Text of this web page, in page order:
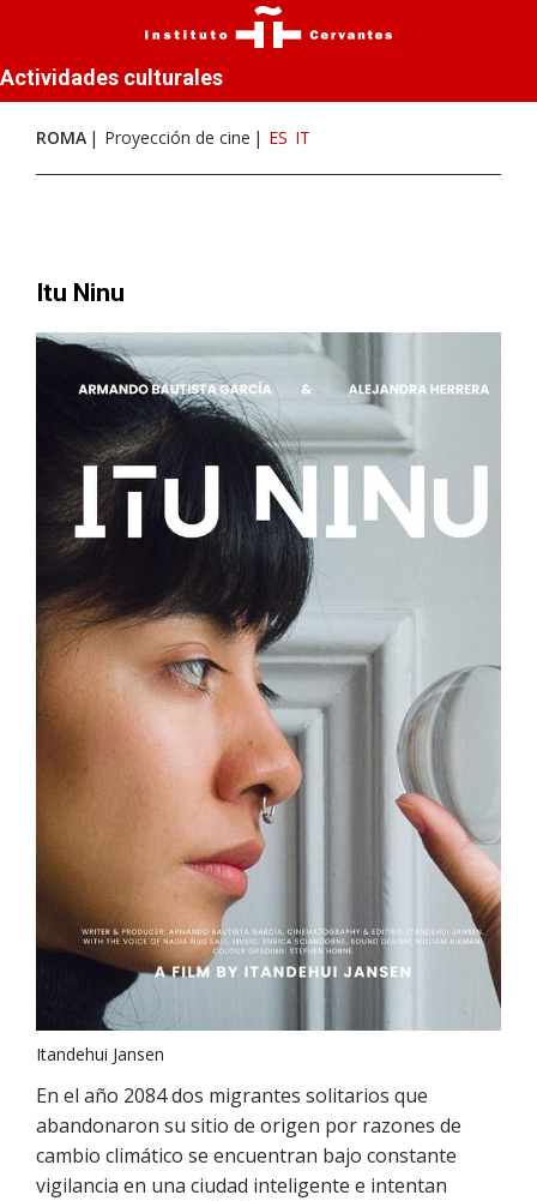
Actividades culturales
ROMA Proyección de cine ES IT
Itu Ninu
Itandehui Jansen
En el año 2084 dos migrantes solitarios que
abandonaron su sitio de origen por razones de
cambio climático se encuentran bajo constante
vigilancia en una ciudad inteligente e intentan